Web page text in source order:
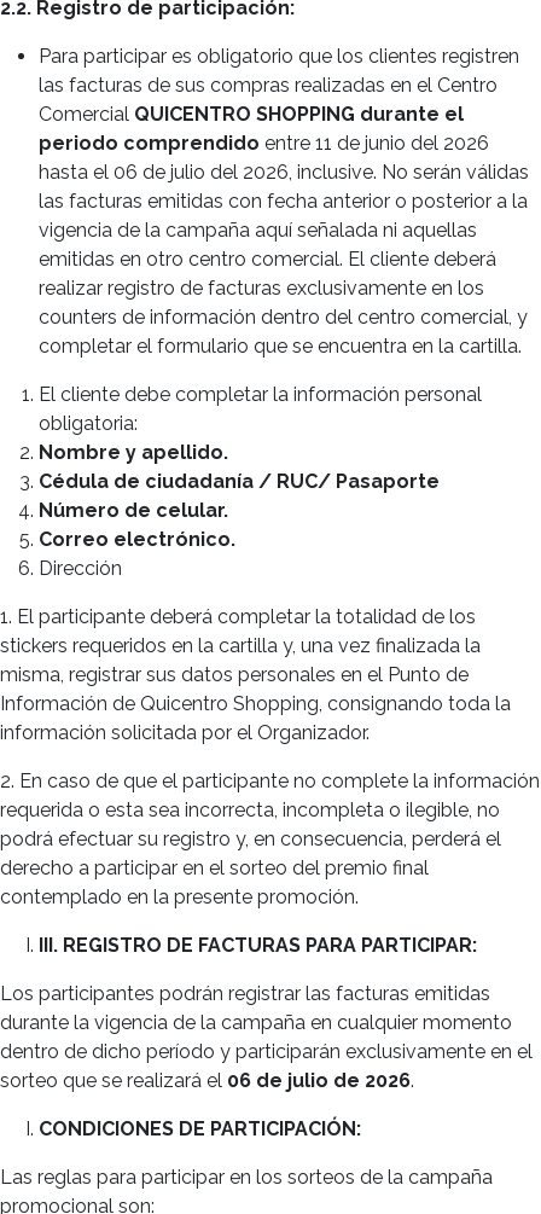
2.2. Registro de participación:
Para participar es obligatorio que los clientes registren
las facturas de sus compras realizadas en el Centro
Comercial QUICENTRO SHOPPING durante el
periodo comprendido entre 11 de junio del 2026
hasta el 06 de julio del 2026, inclusive. No serán válidas
las facturas emitidas con fecha anterior o posterior a la
vigencia de la campaña aquí señalada ni aquellas
emitidas en otro centro comercial. El cliente deberá
realizar registro de facturas exclusivamente en los
counters de información dentro del centro comercial, y
completar el formulario que se encuentra en la cartilla.
El cliente debe completar la información personal
obligatoria:
Nombre y apellido.
Cédula de ciudadanía / RUC/ Pasaporte
Número de celular.
Correo electrónico.
Dirección
1. El participante deberá completar la totalidad de los
stickers requeridos en la cartilla y, una vez finalizada la
misma, registrar sus datos personales en el Punto de
Información de Quicentro Shopping, consignando toda la
información solicitada por el Organizador.
2. En caso de que el participante no complete la información
requerida o esta sea incorrecta, incompleta o ilegible, no
podrá efectuar su registro y, en consecuencia, perderá el
derecho a participar en el sorteo del premio final
contemplado en la presente promoción.
III. REGISTRO DE FACTURAS PARA PARTICIPAR:
Los participantes podrán registrar las facturas emitidas
durante la vigencia de la campaña en cualquier momento
dentro de dicho período y participarán exclusivamente en el
sorteo que se realizará el 06 de julio de 2026.
CONDICIONES DE PARTICIPACIÓN:
Las reglas para participar en los sorteos de la campaña
promocional son: